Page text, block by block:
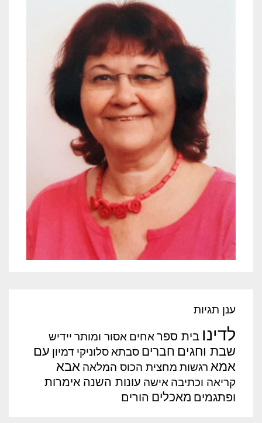
ענן תגיות
לדינו בית ספר אחים אסור ומותר יידיש
שבת וחגים חברים סבתא סלוניקי דמיון עם
אמא רגשות מחצית הכוס המלאה אבא
קריאה וכתיבה אישה עונות השנה אימרות
ופתגמים מאכלים הורים